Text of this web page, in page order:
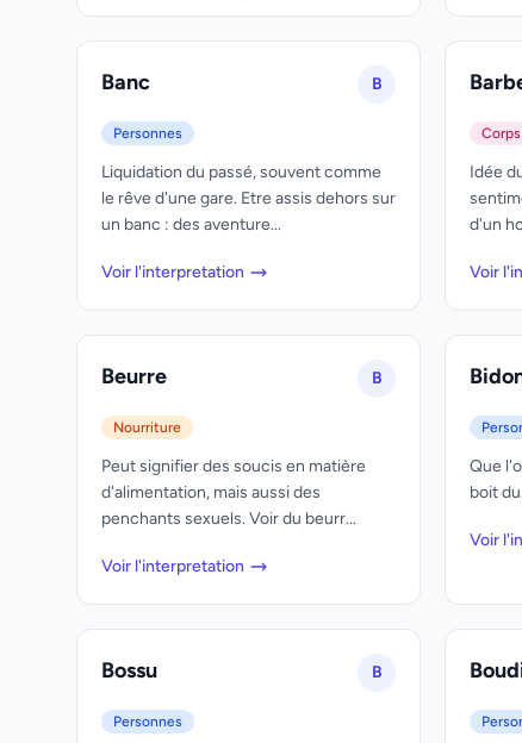
Banc B
Personnes
Liquidation du passé, souvent comme
le rêve d'une gare. Etre assis dehors sur
un banc : des aventure...
Voir l'interpretation
Corps
Idée
d'un
Voir
Beurre B
Nourriture
Peut signifier des soucis en matière
d'alimentation, mais aussi des
penchants sexuels. Voir du beurr...
Voir l'interpretation
Que
boit
Voir
Bossu B
Personnes